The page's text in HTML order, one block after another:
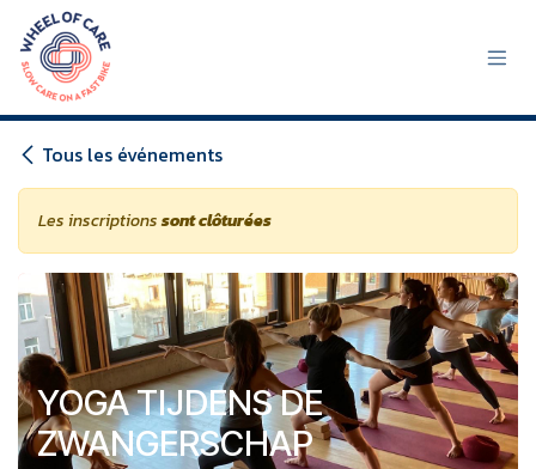
Se rendre au contenu
Tous les événements
Les inscriptionssont clôturées
YOGA TIJDENS DE
ZWANGERSCHAP